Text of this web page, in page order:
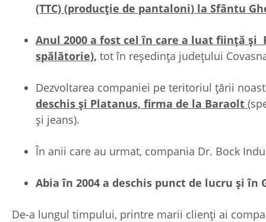
(TTC) (producție de pantaloni) la Sfântu
Anul 2000 a fost cel în care a luat ființă și
spălătorie), tot în reședința județului
Dezvoltarea companiei pe teritoriul țării
deschis și Platanus, firma de la Baraolt
și jeans).
În anii care au urmat, compania Dr. Bock
Abia în 2004 a deschis punct de lucru și în
De-a lungul timpului, printre marii clienți ai